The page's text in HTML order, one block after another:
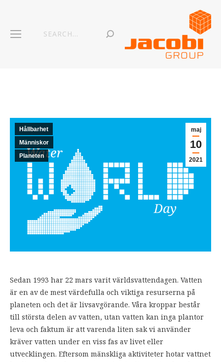
maj
10
2021
Hållbarhet
Människor
Planeten
Sedan 1993 har 22 mars varit världsvattendagen. Vatten
är en av de mest värdefulla och viktiga resurserna på
planeten och det är livsavgörande. Våra kroppar består
till största delen av vatten, utan vatten kan inga plantor
leva och faktum är att varenda liten sak vi använder
kräver vatten under en viss fas av livet eller
utvecklingen. Eftersom mänskliga aktiviteter hotar vattnet